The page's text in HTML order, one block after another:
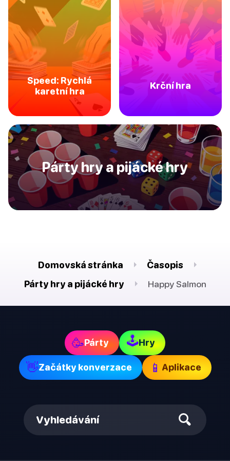
Speed: Rychlá
karetní hra
Krční hra
Párty hry a pijácké hry
Domovská stránka
Časopis
Párty hry a pijácké hry
Happy Salmon
🥳Párty 🕹Hry
👋Začátky konverzace 📱 Aplikace
Vyhledávání